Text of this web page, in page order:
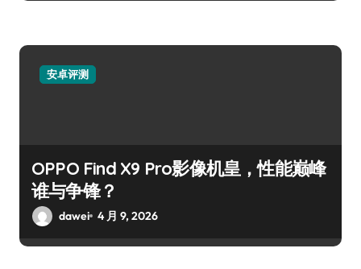
安卓评测
OPPO Find X9 Pro影像机皇，性能巅峰
谁与争锋？
dawei 4 月 9, 2026